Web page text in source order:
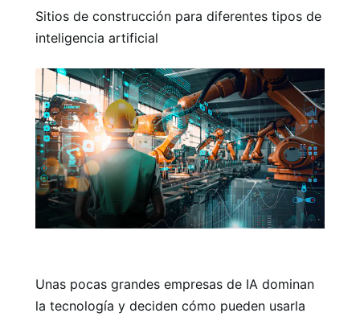
Sitios de construcción para diferentes tipos de
inteligencia artificial
Unas pocas grandes empresas de IA dominan
la tecnología y deciden cómo pueden usarla